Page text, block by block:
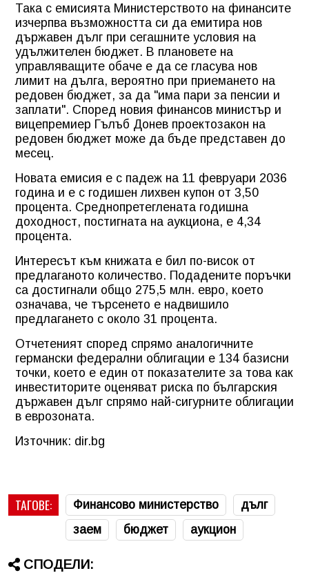
Така с емисията Министерството на финансите
изчерпва възможността си да емитира нов
държавен дълг при сегашните условия на
удължителен бюджет. В плановете на
управляващите обаче е да се гласува нов
лимит на дълга, вероятно при приемането на
редовен бюджет, за да "има пари за пенсии и
заплати". Според новия финансов министър и
вицепремиер Гълъб Донев проектозакон на
редовен бюджет може да бъде представен до
месец.
Новата емисия е с падеж на 11 февруари 2036
година и е с годишен лихвен купон от 3,50
процента. Среднопретеглената годишна
доходност, постигната на аукциона, е 4,34
процента.
Интересът към книжата е бил по-висок от
предлаганото количество. Подадените поръчки
са достигнали общо 275,5 млн. евро, което
означава, че търсенето е надвишило
предлагането с около 31 процента.
Отчетеният според спрямо аналогичните
германски федерални облигации е 134 базисни
точки, което е един от показателите за това как
инвеститорите оценяват риска по българския
държавен дълг спрямо най-сигурните облигации
в еврозоната.
Източник: dir.bg
ТАГОВЕ: Финансово министерство
дълг
заем
бюджет аукцион
СПОДЕЛИ: